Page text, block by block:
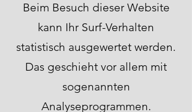
Beim Besuch dieser Website
kann Ihr Surf-Verhalten
statistisch ausgewertet werden.
Das geschieht vor allem mit
sogenannten
Analyseprogrammen.